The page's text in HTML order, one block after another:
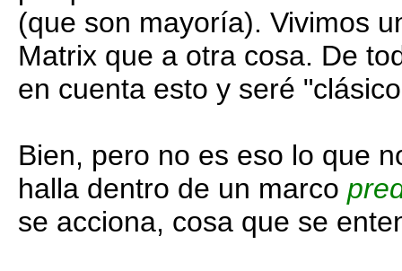
(que son mayoría). Vivimos
Matrix que a otra cosa. De
en cuenta esto y seré
Bien, pero no es eso lo que
halla dentro de un marco
se acciona, cosa que se